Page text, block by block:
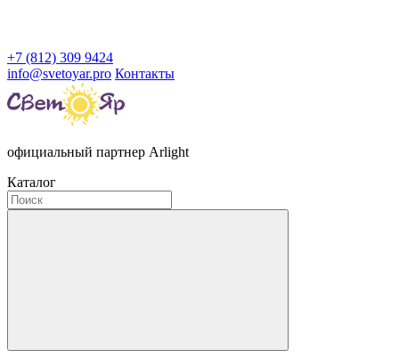
+7 (812) 309 9424
info@svetoyar.pro Контакты
официальный партнер Arlight
Каталог